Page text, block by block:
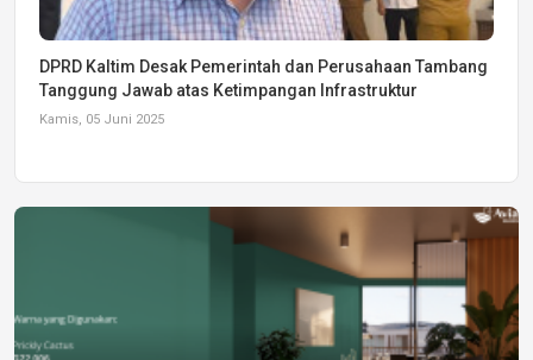
DPRD Kaltim Desak Pemerintah dan Perusahaan Tambang
Tanggung Jawab atas Ketimpangan Infrastruktur
Kamis, 05 Juni 2025